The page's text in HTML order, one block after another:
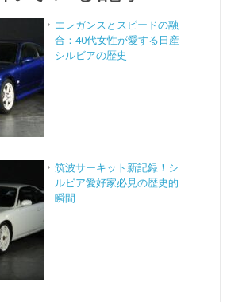
エレガンスとスピードの融
合：40代女性が愛する日産
シルビアの歴史
筑波サーキット新記録！シ
ルビア愛好家必見の歴史的
瞬間